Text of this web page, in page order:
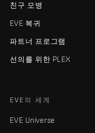
친구 모병
EVE 복귀
파트너 프로그램
선의를 위한 PLEX
EVE의 세계
EVE Universe